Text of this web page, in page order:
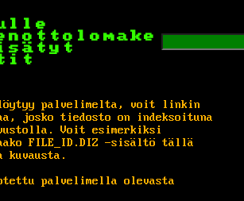
palvelimelta, voit linkin
josko tiedosto on indeksoituna
Voit esimerkiksi
FILE_ID.DIZ -sisältö tällä
kuvausta.
otettu palvelimella olevasta